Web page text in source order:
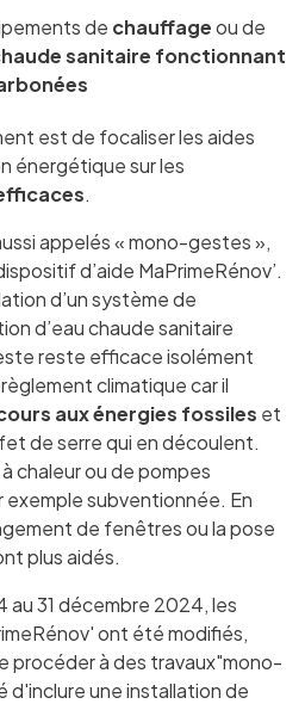
de chauffageou de
sanitaire fonctionnant
est de focaliser les aides
énergétique sur les
.
appelés « mono-gestes »,
d’aide MaPrimeRénov’.
d’un système de
d’eau chaude sanitaire
reste efficace isolément
climatique car il
aux énergies fossiles et
de serre qui en découlent.
chaleur ou de pompes
subventionnée. En
de fenêtres ou la pose
plus aidés.
au 31 décembre 2024, les
ont été modifiés,
procéder à des travaux"mono-
d'inclure une installation de